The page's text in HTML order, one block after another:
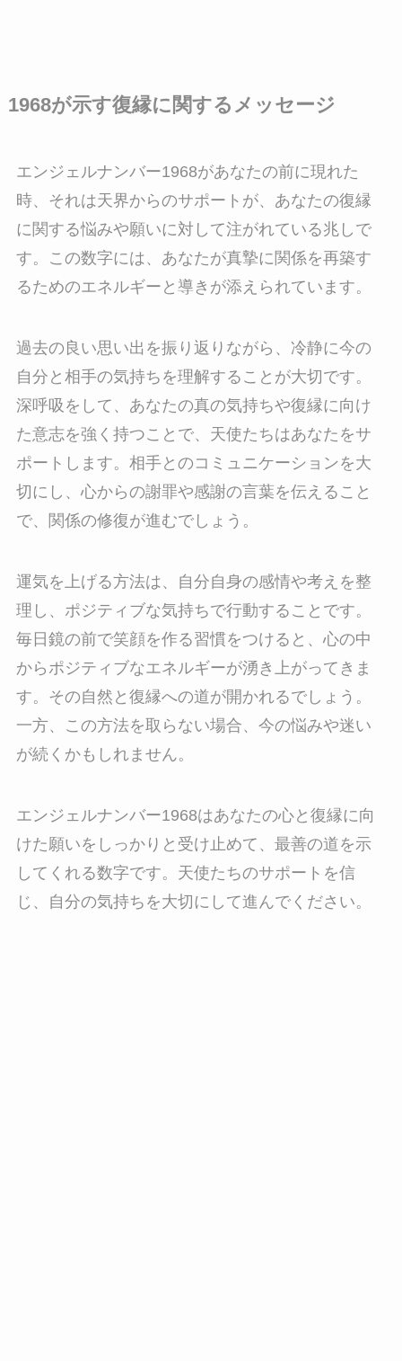
1968が示す復縁に関するメッセージ
エンジェルナンバー1968があなたの前に現れた
時、それは天界からのサポートが、あなたの復縁
に関する悩みや願いに対して注がれている兆しで
す。この数字には、あなたが真摯に関係を再築す
るためのエネルギーと導きが添えられています。
過去の良い思い出を振り返りながら、冷静に今の
自分と相手の気持ちを理解することが大切です。
深呼吸をして、あなたの真の気持ちや復縁に向け
た意志を強く持つことで、天使たちはあなたをサ
ポートします。相手とのコミュニケーションを大
切にし、心からの謝罪や感謝の言葉を伝えること
で、関係の修復が進むでしょう。
運気を上げる方法は、自分自身の感情や考えを整
理し、ポジティブな気持ちで行動することです。
毎日鏡の前で笑顔を作る習慣をつけると、心の中
からポジティブなエネルギーが湧き上がってきま
す。その自然と復縁への道が開かれるでしょう。
一方、この方法を取らない場合、今の悩みや迷い
が続くかもしれません。
エンジェルナンバー1968はあなたの心と復縁に向
けた願いをしっかりと受け止めて、最善の道を示
してくれる数字です。天使たちのサポートを信
じ、自分の気持ちを大切にして進んでください。